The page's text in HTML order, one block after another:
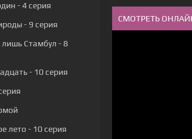
СМОТРЕТЬ
- 4 серия
- 9 серия
лишь Стамбул - 8
- 10 серия
лето - 10 серия